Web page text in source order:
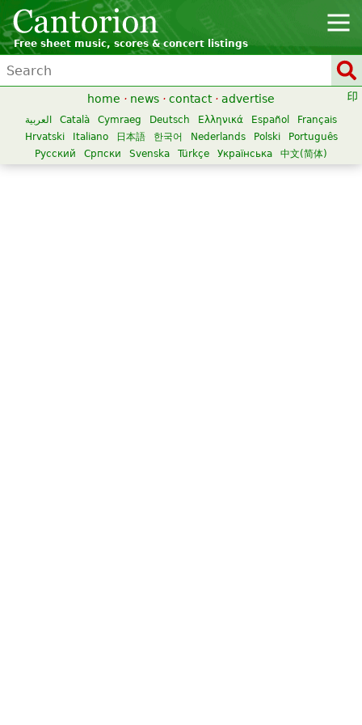
Free sheet music, scores & concert listings
home · news · contact · advertise
العربية Català Cymraeg Deutsch Ελληνικά Español
Français
Hrvatski
Italiano 日本語 한국어 Nederlands Polski
Português
Русский
Српски Svenska Türkçe Українська 中文(简体)